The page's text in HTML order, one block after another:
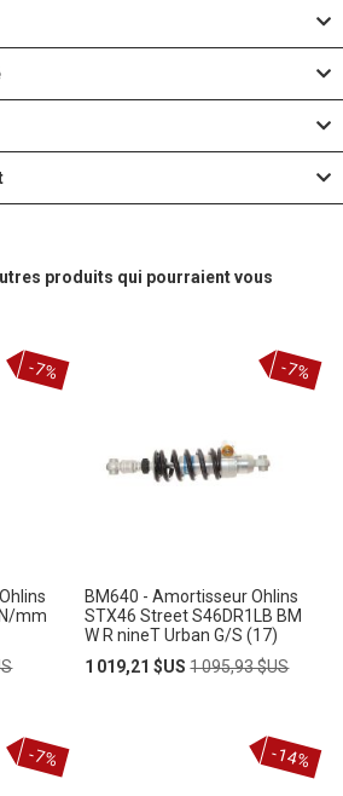
produits qui pourraient vous
mm
-7%
BM640 - Amortisseur Ohlins
STX46 Street S46DR1LB BM
W R nineT Urban G/S (17)
Prix
1 019,21 $US Prix
1 095,93 $US
-7%
-7% -14%